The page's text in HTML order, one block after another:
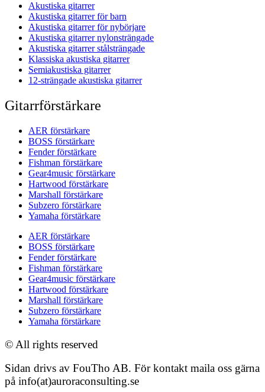
Akustiska gitarrer
Akustiska gitarrer för barn
Akustiska gitarrer för nybörjare
Akustiska gitarrer nylonsträngade
Akustiska gitarrer stålsträngade
Klassiska akustiska gitarrer
Semiakustiska gitarrer
12-strängade akustiska gitarrer
Gitarrförstärkare
AER förstärkare
BOSS förstärkare
Fender förstärkare
Fishman förstärkare
Gear4music förstärkare
Hartwood förstärkare
Marshall förstärkare
Subzero förstärkare
Yamaha förstärkare
AER förstärkare
BOSS förstärkare
Fender förstärkare
Fishman förstärkare
Gear4music förstärkare
Hartwood förstärkare
Marshall förstärkare
Subzero förstärkare
Yamaha förstärkare
© All rights reserved
Sidan drivs av FouTho AB. För kontakt maila oss gärna
på info(at)auroraconsulting.se